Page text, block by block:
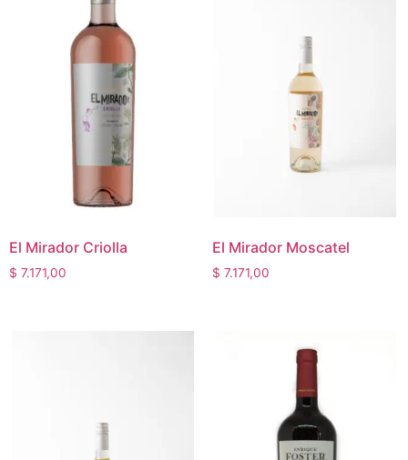
El Mirador Criolla
$ 7.171,00
El Mirador Moscatel
$ 7.171,00